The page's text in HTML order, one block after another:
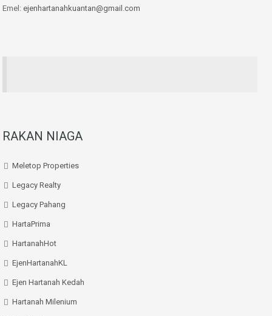
Emel: ejenhartanahkuantan@gmail.com
RAKAN NIAGA
Meletop Properties
Legacy Realty
Legacy Pahang
HartaPrima
HartanahHot
EjenHartanahKL
Ejen Hartanah Kedah
Hartanah Milenium